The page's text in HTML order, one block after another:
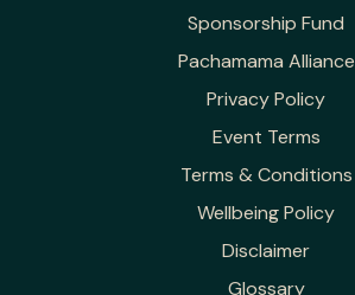
Sponsorship Fund
Pachamama Alliance
Privacy Policy
Event Terms
Terms & Conditions
Wellbeing Policy
Disclaimer
Glossary